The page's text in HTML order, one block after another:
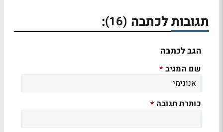
תגובות לכתבה (16)
:
הגב לכתבה
שם המגיב *
כותרת תגובה *